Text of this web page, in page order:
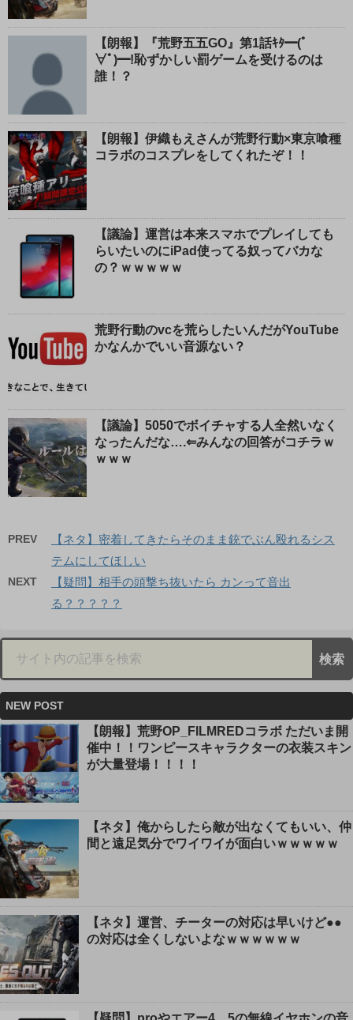
【朗報】『荒野五五GO』第1話ｷﾀ━(ﾟ
∀ﾟ)━!恥ずかしい罰ゲームを受けるのは
誰！？
【朗報】伊織もえさんが荒野行動×東京喰種
コラボのコスプレをしてくれたぞ！！
【議論】運営は本来スマホでプレイしても
らいたいのにiPad使ってる奴ってバカな
の？ｗｗｗｗｗ
荒野行動のvcを荒らしたいんだがYouTube
かなんかでいい音源ない？
【議論】5050でボイチャする人全然いなく
なったんだな….⇐みんなの回答がコチラｗ
ｗｗｗ
PREV
【ネタ】密着してきたらそのまま銃でぶん殴れるシス
テムにしてほしい
NEXT
【疑問】相手の頭撃ち抜いたら カンって音出
る？？？？？
NEW POST
【朗報】荒野OP_FILMREDコラボ ただいま開
催中！！ワンピースキャラクターの衣装スキン
が大量登場！！！！
【ネタ】俺からしたら敵が出なくてもいい、仲
間と遠足気分でワイワイが面白いｗｗｗｗｗ
【ネタ】運営、チーターの対応は早いけど●●
の対応は全くしないよなｗｗｗｗｗｗ